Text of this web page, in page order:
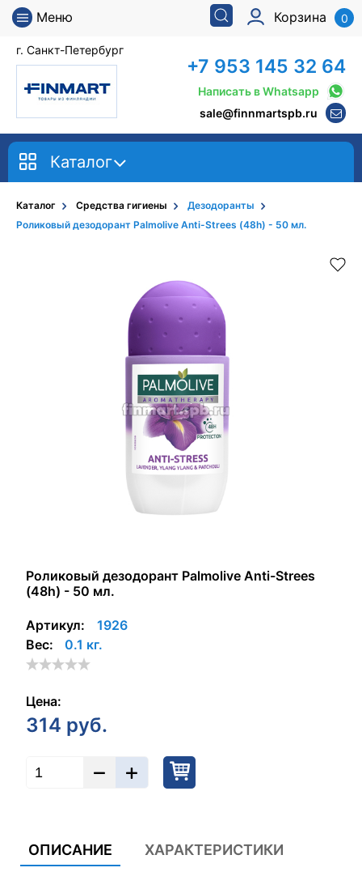
Меню
г. Санкт-Петербург
Корзина 0
+7 953 145 32 64
Написать в Whatsapp
sale@finnmartspb.ru
Каталог
Каталог Средства гигиены
Дезодоранты
Роликовый дезодорант Palmolive Anti-Strees (48h) - 50 мл.
Роликовый дезодорант Palmolive Anti-Strees
(48h) - 50 мл.
Артикул:
1926
Вес:
0.1 кг.
Цена:
314 руб.
ОПИСАНИЕ
ХАРАКТЕРИСТИКИ